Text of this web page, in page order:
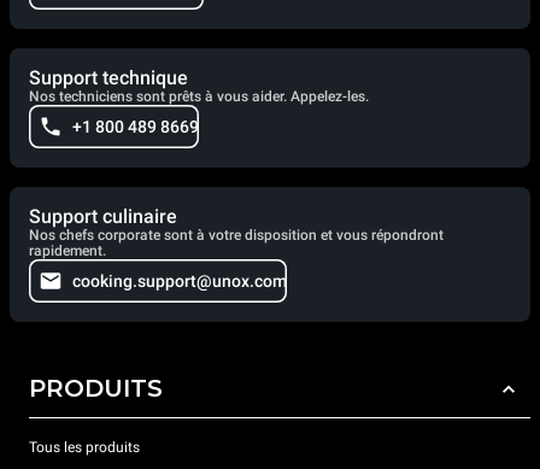
Support technique
Nos techniciens sont prêts à vous aider. Appelez-les.
+1 800 489 8669
Support culinaire
Nos chefs corporate sont à votre disposition et vous répondront
rapidement.
cooking.support@unox.com
PRODUITS
Tous les produits